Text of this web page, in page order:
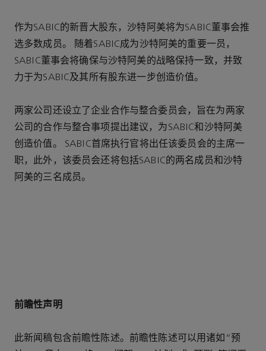
作为SABIC的新晋大股东，沙特阿美将为SABIC董事会推
选多数成员。 随着SABIC成为沙特阿美的重要一员，
SABIC董事会将确保与沙特阿美的战略保持一致，并致
力于为SABIC及其所有股东进一步创造价值。
两家公司还设立了企业合作与整合委员会，旨在为两家
公司的合作与整合事项提出建议，为SABIC和沙特阿美
创造价值。 SABIC首席执行官将出任该委员会的主席一
职，此外，该委员会还将包括SABIC的两名成员和沙特
阿美的三名成员。
前瞻性声明
此新闻稿包含前瞻性陈述。前瞻性陈述可以用诸如“预